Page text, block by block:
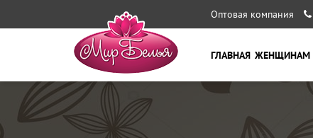
Оптовая компания
ГЛАВНАЯ ЖЕНЩИНАМ